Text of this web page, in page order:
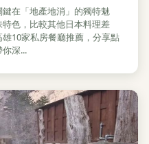
在「地產地消」的獨特魅
色，比較其他日本料理差
10家私房餐廳推薦，分享點
深...